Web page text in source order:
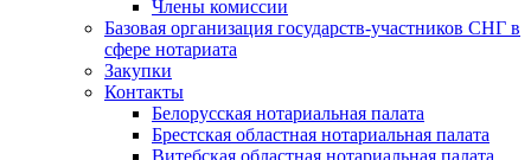
Члены комиссии
Базовая организация государств-участников СНГ в
сфере нотариата
Закупки
Контакты
Белорусская нотариальная палата
Брестская областная нотариальная палата